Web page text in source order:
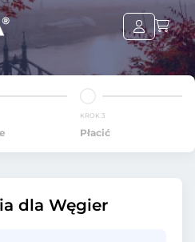
KROK 3
Płacić
dla Węgier